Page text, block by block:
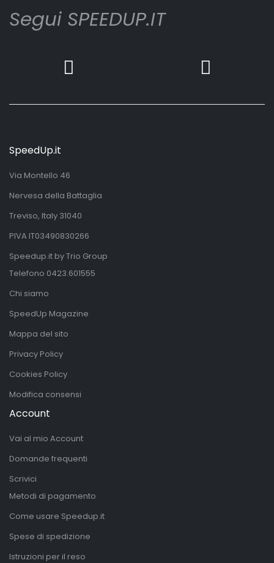
Segui SPEEDUP.IT
SpeedUp.it
Via Montello 46
Nervesa della Battaglia
Treviso, Italy 31040
PIVA IT03490830266
Speedup.it by Trio Group
Telefono 0423.601555
Chi siamo
SpeedUp Magazine
Mappa del sito
Privacy Policy
Cookies Policy
Modifica consensi
Account
Vai al mio Account
Domande frequenti
Scrivici
Metodi di pagamento
Come usare Speedup.it
Spese di spedizione
Istruzioni per il reso